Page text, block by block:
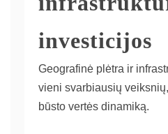
investicijos
Geografinė plėtra ir
vieni svarbiausių
būsto vertės dinamiką.